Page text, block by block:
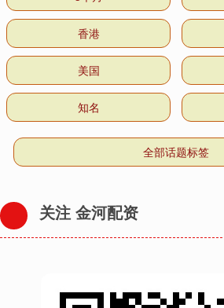
香港
美国
知名
全部话题标签
关注 金河配资